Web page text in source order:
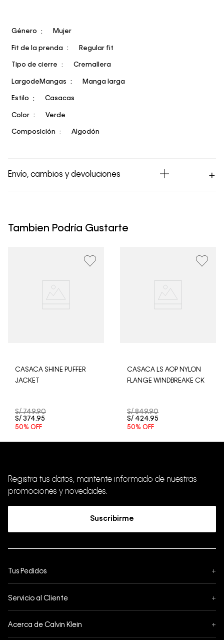
Género Mujer
Fit de la prenda Regular fit
Tipo de cierre Cremallera
LargodeMangas Manga larga
Estilo Casacas
Color Verde
Composición Algodón
Envío, cambios y devoluciones
hábiles para envíos a provincia. Envíos gratis en Lima
procesará desde el día hábil siguiente. Por higiene y
aceptamos devoluciones en ropa interior y trajes de
Tambien Podría Gustarte
CASACA SHINE PUFFER
JACKET
S/ 749.90
S/ 374.95
50% OFF
CASACA LS AOP NYLON
FLANGE WINDBREAKE CK
S/ 849.90
S/ 424.95
50% OFF
Registra tus datos, mantente informado de nuestras
promociones y novedades.
Suscribirme
Tus Pedidos +
Formas de Pago
Servicio al Cliente +
Acerca de Calvin Klein +